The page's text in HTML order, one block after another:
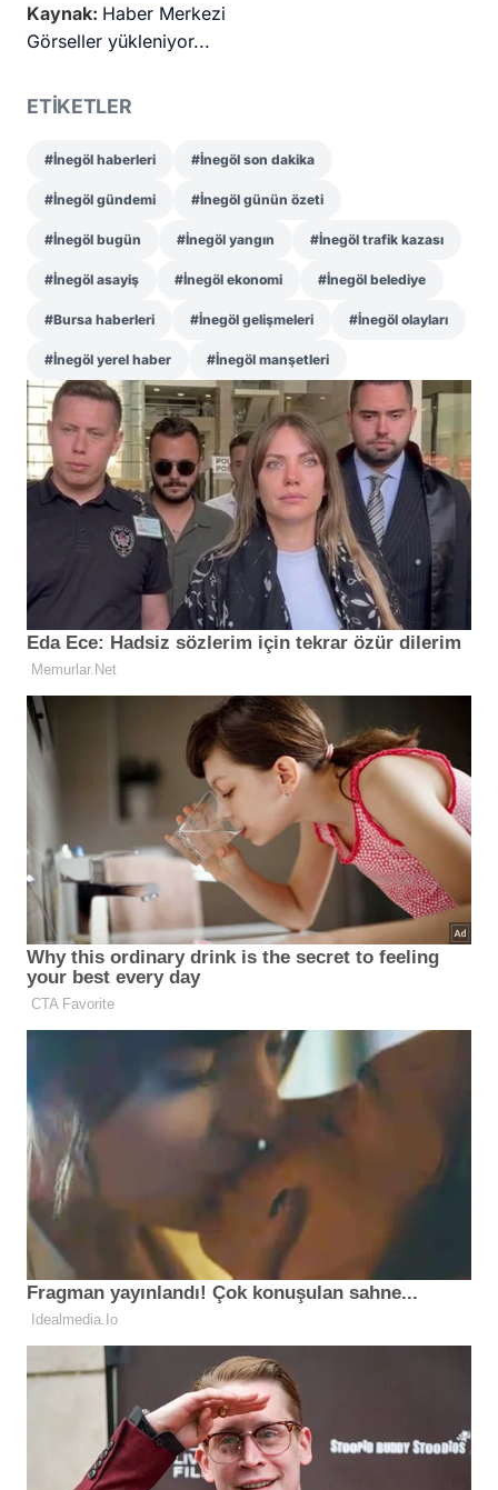
Kaynak: Haber Merkezi
Görseller yükleniyor...
ETİKETLER
#İnegöl haberleri #İnegöl son dakika
#İnegöl gündemi #İnegöl günün özeti
#İnegöl bugün #İnegöl yangın #İnegöl trafik kazası
#İnegöl asayiş #İnegöl ekonomi #İnegöl belediye
#Bursa haberleri #İnegöl gelişmeleri #İnegöl olayları
#İnegöl yerel haber #İnegöl manşetleri